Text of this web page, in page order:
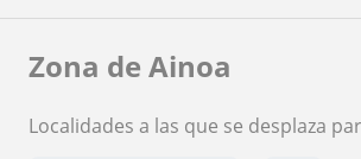
Zona de Ainoa
Localidades a las que se desplaza